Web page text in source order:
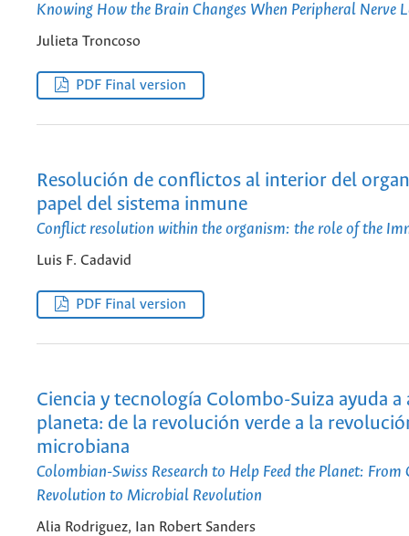
Knowing How the Brain Changes When Peripheral Nerve
Julieta Troncoso
PDF Final version
Resolución de conflictos al interior del
papel del sistema inmune
Conflict resolution within the organism: the role of the
Luis F. Cadavid
PDF Final version
Ciencia y tecnología Colombo-Suiza ayuda
planeta: de la revolución verde a la
microbiana
Colombian-Swiss Research to Help Feed the Planet: From
Revolution to Microbial Revolution
Alia Rodriguez, Ian Robert Sanders